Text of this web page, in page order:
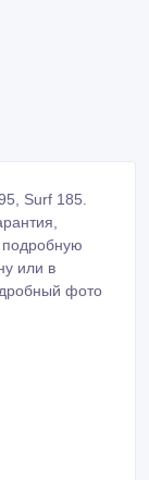
Surf 185.
или в
фото